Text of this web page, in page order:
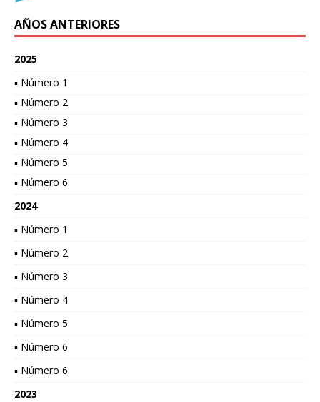
AÑOS ANTERIORES
2025
▪ Número 1
▪ Número 2
▪ Número 3
▪ Número 4
▪ Número 5
▪ Número 6
2024
▪ Número 1
▪ Número 2
▪ Número 3
▪ Número 4
▪ Número 5
▪ Número 6
▪ Número 6
2023